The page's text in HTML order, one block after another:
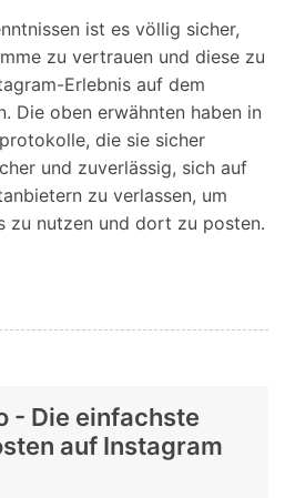
ist es völlig sicher,
zu vertrauen und diese zu
Erlebnis auf dem
Die oben erwähnten haben in
die sie sicher
und zuverlässig, sich auf
zu verlassen, um
zu nutzen und dort zu posten.
- Die einfachste
auf Instagram